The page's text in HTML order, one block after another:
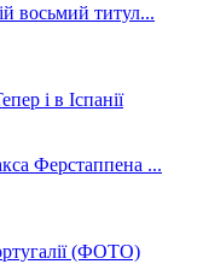
і в Іспанії
(ФОТО)